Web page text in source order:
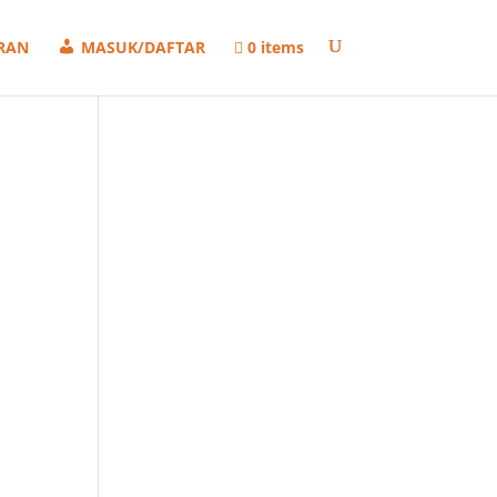
MASUK/DAFTAR 0 items